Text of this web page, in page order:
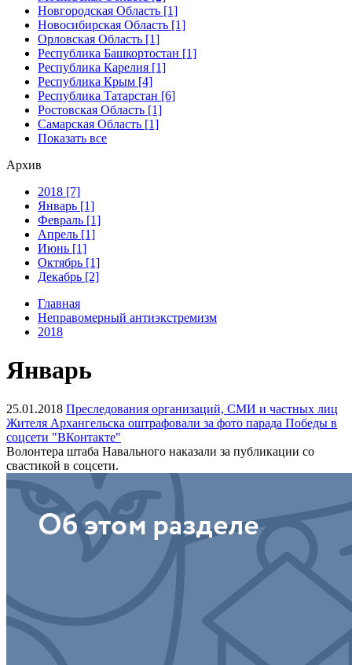
Новгородская Область [1]
Новосибирская Область [1]
Орловская Область [1]
Республика Башкортостан [1]
Республика Карелия [1]
Республика Крым [4]
Республика Татарстан [6]
Ростовская Область [1]
Самарская Область [1]
Показать все
Архив
2018 [7]
Январь [1]
Февраль [1]
Апрель [1]
Июнь [1]
Октябрь [1]
Декабрь [2]
Главная
Неправомерный антиэкстремизм
2018
Январь
25.01.2018 Преследования организаций, СМИ и частных лиц
Жителя Архангельска оштрафовали за фото парада Победы в
соцсети "ВКонтакте"
Волонтера штаба Навального наказали за публикации со
свастикой в соцсети.